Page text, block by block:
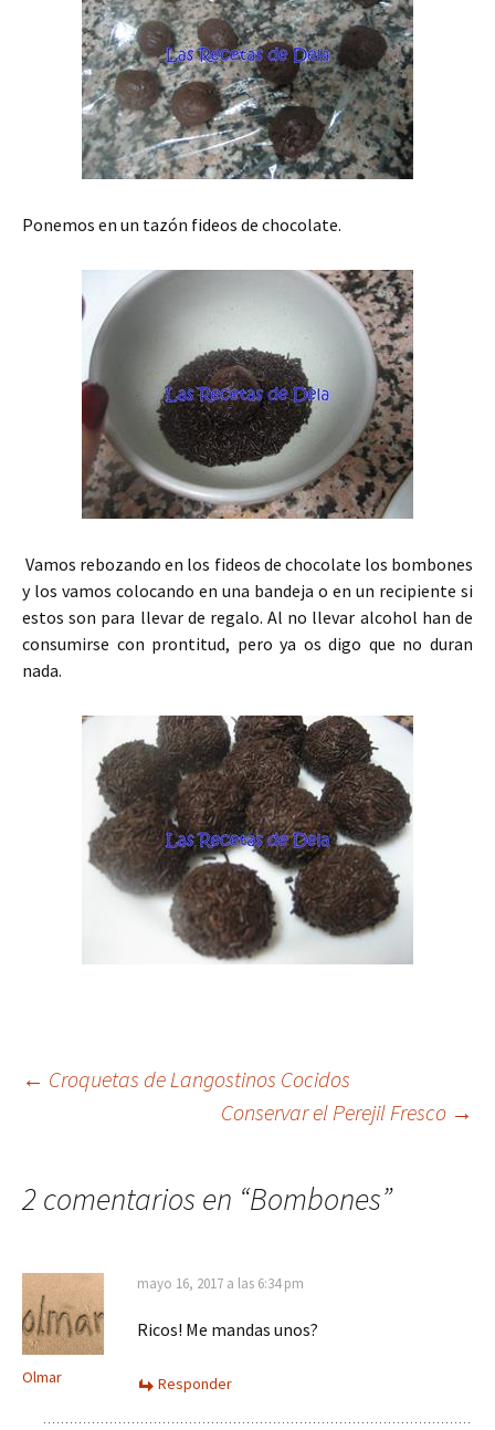
Ponemos en un tazón fideos de chocolate.
Vamos rebozando en los fideos de chocolate los bombones
y los vamos colocando en una bandeja o en un recipiente si
estos son para llevar de regalo. Al no llevar alcohol han de
consumirse con prontitud, pero ya os digo que no duran
nada.
Navegación
← Croquetas de Langostinos Cocidos
Conservar el Perejil Fresco →
2 comentarios en “Bombones”
Olmar
mayo 16, 2017 a las 6:34 pm
Ricos! Me mandas unos?
Responder